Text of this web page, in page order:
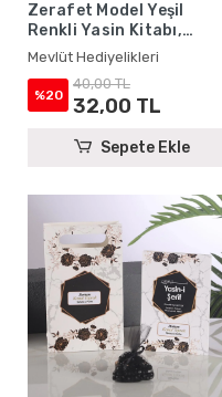
Zerafet Model Yeşil
Renkli Yasin Kitabı,
Karton Çanta ve Tesbih -
Mevlüt Hediyelikleri
Mevlüt Hediyelikleri
%20
40,00 TL
32,00 TL
Sepete Ekle